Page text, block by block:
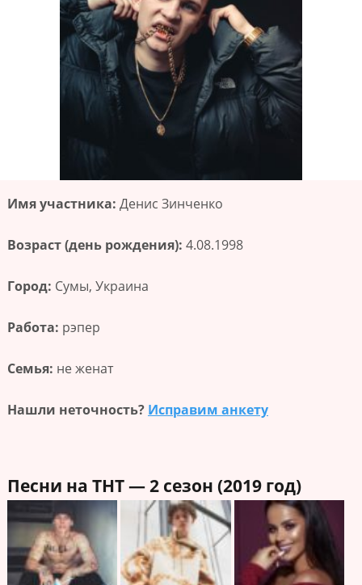
Имя участника: Денис Зинченко
Возраст (день рождения): 4.08.1998
Город: Сумы, Украина
Работа: рэпер
Семья: не женат
Нашли неточность? Исправим анкету
Песни на ТНТ — 2 сезон (2019 год)